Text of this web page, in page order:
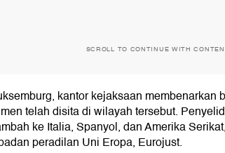
SCROLL TO CONTINUE WITH
kantor kejaksaan membenarkan
telah disita di wilayah tersebut.
ke Italia, Spanyol, dan Amerika
peradilan Uni Eropa, Eurojust.